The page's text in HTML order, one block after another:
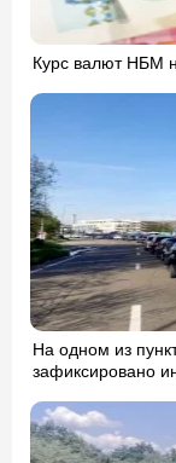
Курс валют НБМ
На одном из
зафиксировано